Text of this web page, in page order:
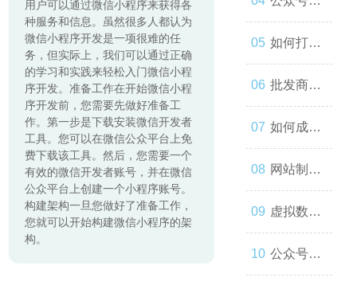
用户可以通过微信小程序来获得各
种服务和信息。虽然很多人都认为
微信小程序开发是一项很难的任
务，但实际上，我们可以通过正确
的学习和实践来轻松入门微信小程
序开发。准备工作在开始微信小程
序开发前，您需要先做好准备工
作。第一步是下载安装微信开发者
工具。您可以在微信公众平台上免
费下载该工具。然后，您需要一个
有效的微信开发者账号，并在微信
公众平台上创建一个小程序账号。
构建架构一旦您做好了准备工作，
您就可以开始构建微信小程序的架
构。
起来
与人类事
务的交错
发：如何
让你的公
众号成为
人们心中
的第一选
择
如何打造
一个优秀
的分销商
城？
批发商
城：为什
么您应该
考虑加
入？
如何成为
微信小程
序开发高
手？
网站制作
流程与技
巧
虚拟数字
人：从奇
公众号开